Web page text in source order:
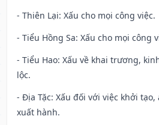
- Thiên Lại: Xấu cho mọi công việc.
- Tiểu Hồng Sa: Xấu cho mọi công
- Tiểu Hao: Xấu về khai trương,
lộc.
- Địa Tặc: Xấu đối với việc khởi
xuất hành.